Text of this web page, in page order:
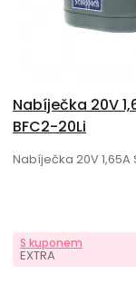
Nabíječka 20V
BFC2-20Li
Nabíječka 20V
S kuponem
EXTRA